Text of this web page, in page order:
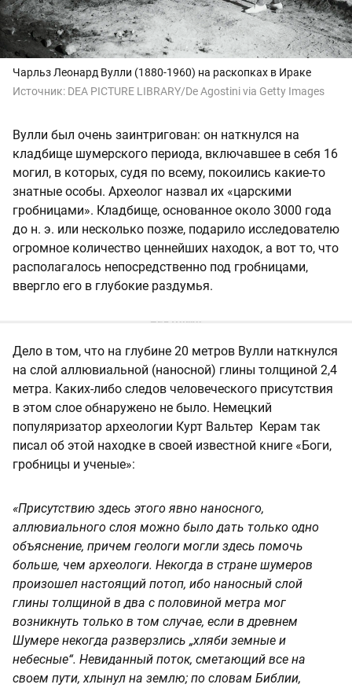
Чарльз Леонард Вулли (1880-1960) на раскопках в Ираке
Источник: DEA PICTURE LIBRARY/De Agostini via Getty Images
Вулли был очень заинтригован: он наткнулся на
кладбище шумерского периода, включавшее в себя 16
могил, в которых, судя по всему, покоились какие-то
знатные особы. Археолог назвал их «царскими
гробницами». Кладбище, основанное около 3000 года
до н. э. или несколько позже, подарило исследователю
огромное количество ценнейших находок, а вот то, что
располагалось непосредственно под гробницами,
ввергло его в глубокие раздумья.
Дело в том, что на глубине 20 метров Вулли наткнулся
на слой аллювиальной (наносной) глины толщиной 2,4
метра. Каких-либо следов человеческого присутствия
в этом слое обнаружено не было. Немецкий
популяризатор археологии Курт Вальтер Керам так
писал об этой находке в своей известной книге «Боги,
гробницы и ученые»:
«Присутствию здесь этого явно наносного,
аллювиального слоя можно было дать только одно
объяснение, причем геологи могли здесь помочь
больше, чем археологи. Некогда в стране шумеров
произошел настоящий потоп, ибо наносный слой
глины толщиной в два с половиной метра мог
возникнуть только в том случае, если в древнем
Шумере некогда разверзлись „хляби земные и
небесные“. Невиданный поток, сметающий все на
своем пути, хлынул на землю; по словам Библии,